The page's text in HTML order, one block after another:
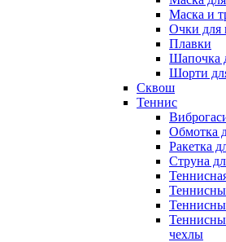
Маска и
Очки для
Плавки
Шапочка
Шорти
Сквош
Теннис
Обмотка
Ракетка
Струна
чехлы